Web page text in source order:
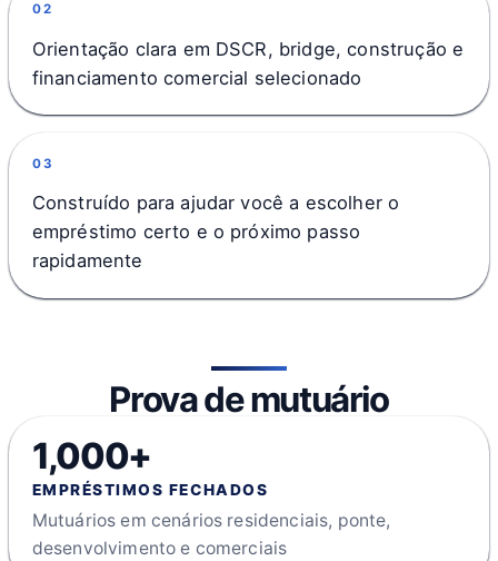
02
Orientação clara em DSCR, bridge, construção e
financiamento comercial selecionado
03
Construído para ajudar você a escolher o
empréstimo certo e o próximo passo
rapidamente
Prova de mutuário
1,000+
EMPRÉSTIMOS FECHADOS
Mutuários em cenários residenciais, ponte,
desenvolvimento e comerciais